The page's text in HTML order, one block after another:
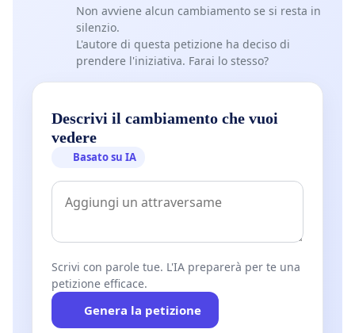
Non avviene alcun cambiamento se si resta in
silenzio.
L'autore di questa petizione ha deciso di
prendere l'iniziativa. Farai lo stesso?
Descrivi il cambiamento che vuoi
vedere
Basato su IA
Scrivi con parole tue. L'IA preparerà per te una
petizione efficace.
Genera la petizione